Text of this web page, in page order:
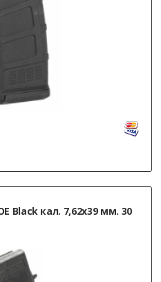
Black кал. 7,62х39 мм. 30